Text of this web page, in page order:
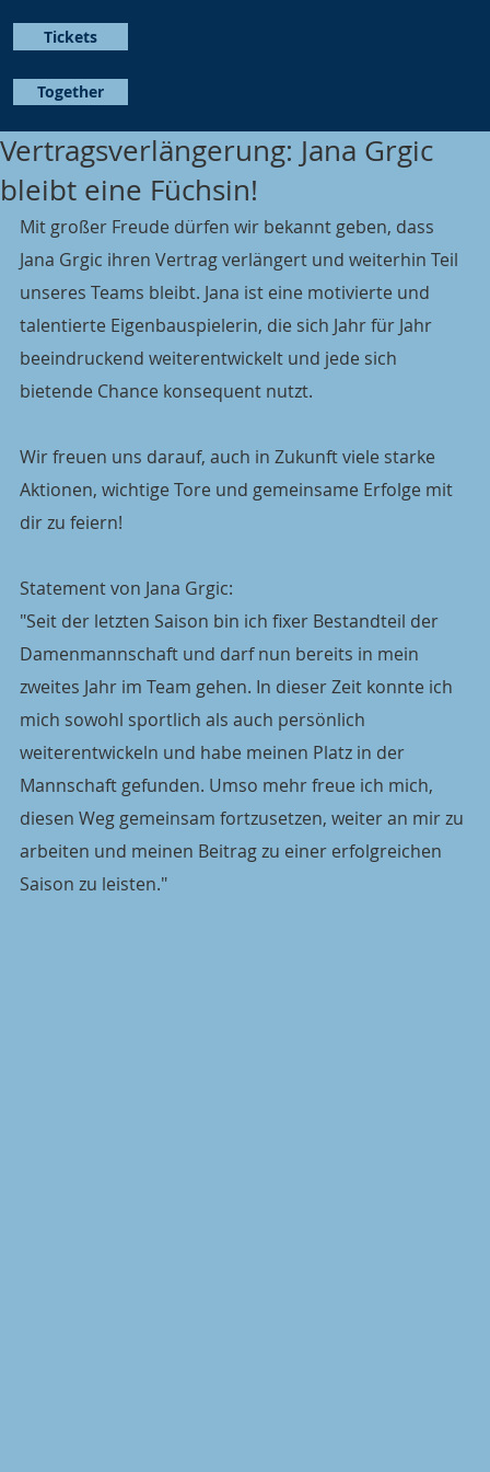
Together
Tickets
Vertragsverlängerung: Jana Grgic
bleibt eine Füchsin!
Mit großer Freude dürfen wir bekannt geben, dass
Jana Grgic ihren Vertrag verlängert und weiterhin Teil
unseres Teams bleibt. Jana ist eine motivierte und
talentierte Eigenbauspielerin, die sich Jahr für Jahr
beeindruckend weiterentwickelt und jede sich
bietende Chance konsequent nutzt.
Wir freuen uns darauf, auch in Zukunft viele starke
Aktionen, wichtige Tore und gemeinsame Erfolge mit
dir zu feiern!
Statement von Jana Grgic:
"Seit der letzten Saison bin ich fixer Bestandteil der
Damenmannschaft und darf nun bereits in mein
zweites Jahr im Team gehen. In dieser Zeit konnte ich
mich sowohl sportlich als auch persönlich
weiterentwickeln und habe meinen Platz in der
Mannschaft gefunden. Umso mehr freue ich mich,
diesen Weg gemeinsam fortzusetzen, weiter an mir zu
arbeiten und meinen Beitrag zu einer erfolgreichen
Saison zu leisten."